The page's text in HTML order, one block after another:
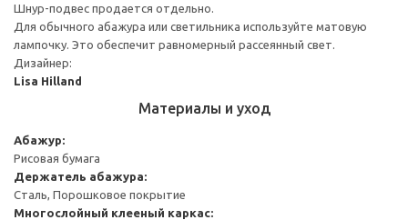
Шнур-подвес продается отдельно.
Для обычного абажура или светильника используйте матовую
лампочку. Это обеспечит равномерный рассеянный свет.
Дизайнер:
Lisa Hilland
Материалы и уход
Абажур:
Рисовая бумага
Держатель абажура:
Сталь, Порошковое покрытие
Многослойный клееный каркас: